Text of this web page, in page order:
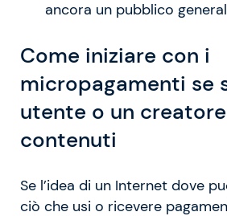
ancora un pubblico
Come iniziare con i
micropagamenti se
utente o un
contenuti
Se l’idea di un Internet dove
ciò che usi o ricevere